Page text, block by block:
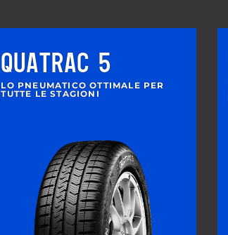
QUATRAC 5
LO PNEUMATICO OTTIMALE PER
TUTTE LE STAGIONI